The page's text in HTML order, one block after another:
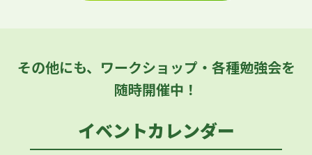
その他にも、ワークショップ・各種勉強会を
随時開催中！
イベントカレンダー